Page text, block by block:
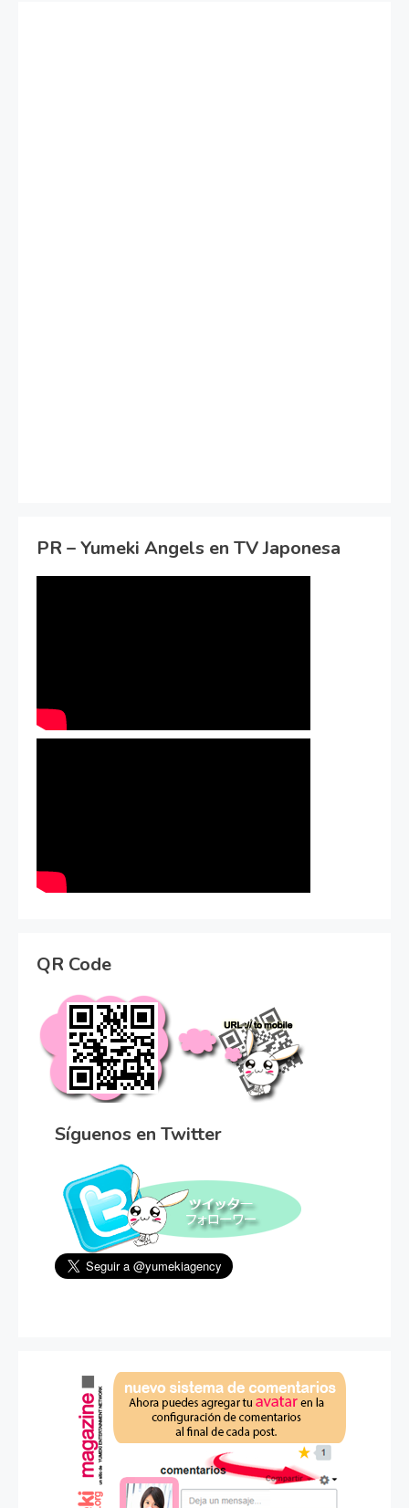
PR – Yumeki Angels en TV Japonesa
QR Code
Síguenos en Twitter